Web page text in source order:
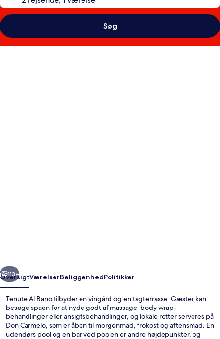
Søg
Næste
113+
OversigtVærelserBeliggenhedPolitikker
Tenute Al Bano tilbyder en vingård og en tagterrasse. Gæster kan
besøge spaen for at nyde godt af massage, body wrap-
behandlinger eller ansigtsbehandlinger, og lokale retter serveres på
Don Carmelo, som er åben til morgenmad, frokost og aftensmad. En
udendørs pool og en bar ved poolen er andre højdepunkter, og